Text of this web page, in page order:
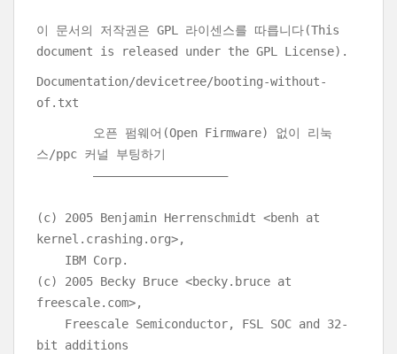
이 문서의 저작권은 GPL 라이센스를 따릅니다(This
document is released under the GPL License).
Documentation/devicetree/booting-without-
of.txt
오픈 펌웨어(Open Firmware) 없이 리눅
스/ppc 커널 부팅하기
——————————————————–
(c) 2005 Benjamin Herrenschmidt <benh at
kernel.crashing.org>,
IBM Corp.
(c) 2005 Becky Bruce <becky.bruce at
freescale.com>,
Freescale Semiconductor, FSL SOC and 32-
bit additions